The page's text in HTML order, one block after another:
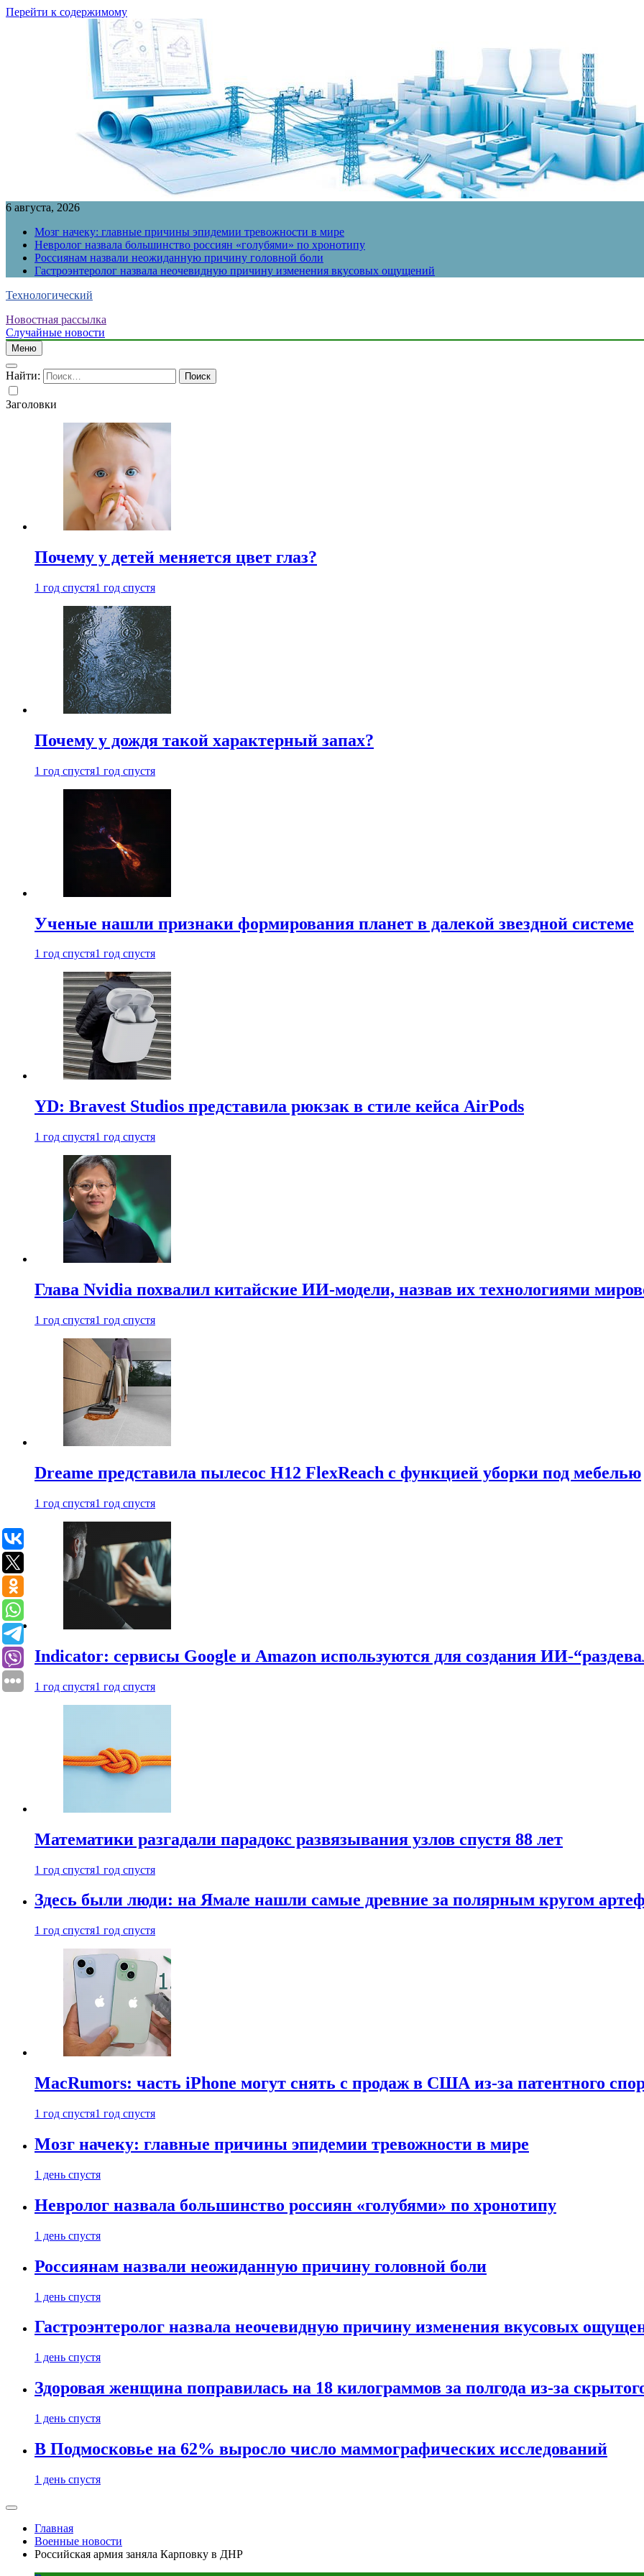
Перейти к содержимому
6 августа, 2026
Мозг начеку: главные причины эпидемии тревожности в мире
Невролог назвала большинство россиян «голубями» по хронотипу
Россиянам назвали неожиданную причину головной боли
Гастроэнтеролог назвала неочевидную причину изменения вкусовых ощущений
Технологический
Новостная рассылка
Случайные новости
Меню
Найти:
Заголовки
Почему у детей меняется цвет глаз?
1 год спустя1 год спустя
Почему у дождя такой характерный запах?
1 год спустя1 год спустя
Ученые нашли признаки формирования планет в далекой звездной системе
1 год спустя1 год спустя
YD: Bravest Studios представила рюкзак в стиле кейса AirPods
1 год спустя1 год спустя
Глава Nvidia похвалил китайские ИИ-модели, назвав их технологиями
1 год спустя1 год спустя
Dreame представила пылесос H12 FlexReach с функцией уборки под мебелью
1 год спустя1 год спустя
Indicator: сервисы Google и Amazon используются для создания ИИ-
1 год спустя1 год спустя
Математики разгадали парадокс развязывания узлов спустя 88 лет
1 год спустя1 год спустя
Здесь были люди: на Ямале нашли самые древние за полярным кругом
1 год спустя1 год спустя
MacRumors: часть iPhone могут снять с продаж в США из-за патентного
1 год спустя1 год спустя
Мозг начеку: главные причины эпидемии тревожности в мире
1 день спустя
Невролог назвала большинство россиян «голубями» по хронотипу
1 день спустя
Россиянам назвали неожиданную причину головной боли
1 день спустя
Гастроэнтеролог назвала неочевидную причину изменения вкусовых
1 день спустя
Здоровая женщина поправилась на 18 килограммов за полгода из-за
1 день спустя
В Подмосковье на 62% выросло число маммографических исследований
1 день спустя
Главная
Военные новости
Российская армия заняла Карповку в ДНР